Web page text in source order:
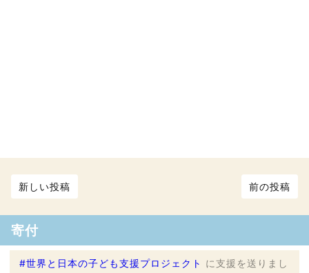
新しい投稿 前の投稿
寄付
#世界と日本の子ども支援プロジェクト に支援を送りまし